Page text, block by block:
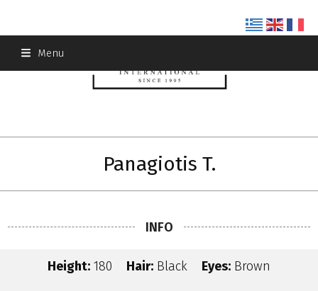
Menu
Panagiotis T.
INFO
Height: 180 Hair: Black Eyes: Brown